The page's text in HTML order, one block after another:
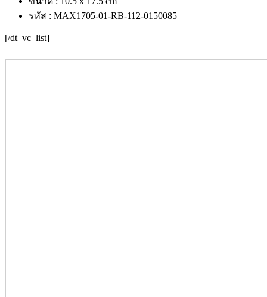
รหัส : MAX1705-01-RB-112-0150085
[/dt_vc_list]